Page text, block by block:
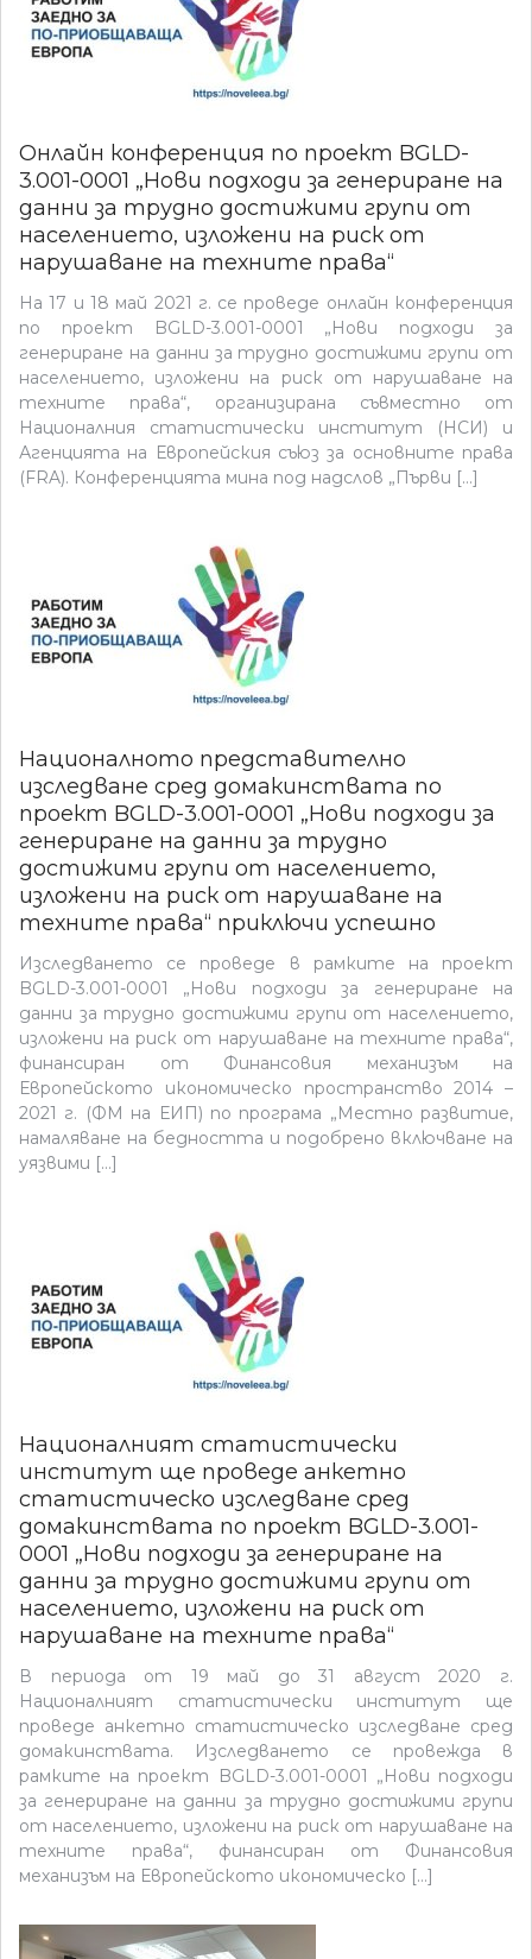
Онлайн конференция по проект BGLD-
3.001-0001 „Нови подходи за генериране на
данни за трудно достижими групи от
населението, изложени на риск от
нарушаване на техните права“
На 17 и 18 май 2021 г. се проведе онлайн конференция
по проект BGLD-3.001-0001 „Нови подходи за
генериране на данни за трудно достижими групи от
населението, изложени на риск от нарушаване на
техните права“, организирана съвместно от
Националния статистически институт (НСИ) и
Агенцията на Европейския съюз за основните права
(FRA). Конференцията мина под надслов „Първи […]
Националното представително
изследване сред домакинствата по
проект BGLD-3.001-0001 „Нови подходи за
генериране на данни за трудно
достижими групи от населението,
изложени на риск от нарушаване на
техните права“ приключи успешно
Изследването се проведе в рамките на проект
BGLD-3.001-0001 „Нови подходи за генериране на
данни за трудно достижими групи от населението,
изложени на риск от нарушаване на техните права“,
финансиран от Финансовия механизъм на
Европейското икономическо пространство 2014 –
2021 г. (ФМ на ЕИП) по програма „Местно развитие,
намаляване на бедността и подобрено включване на
уязвими […]
Националният статистически
институт ще проведе анкетно
статистическо изследване сред
домакинствата по проект BGLD-3.001-
0001 „Нови подходи за генериране на
данни за трудно достижими групи от
населението, изложени на риск от
нарушаване на техните права“
В периода от 19 май до 31 август 2020 г.
Националният статистически институт ще
проведе анкетно статистическо изследване сред
домакинствата. Изследването се провежда в
рамките на проект BGLD-3.001-0001 „Нови подходи
за генериране на данни за трудно достижими групи
от населението, изложени на риск от нарушаване на
техните права“, финансиран от Финансовия
механизъм на Европейското икономическо […]